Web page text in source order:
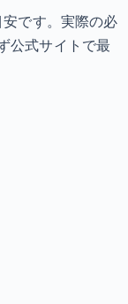
です。実際の必
公式サイトで最